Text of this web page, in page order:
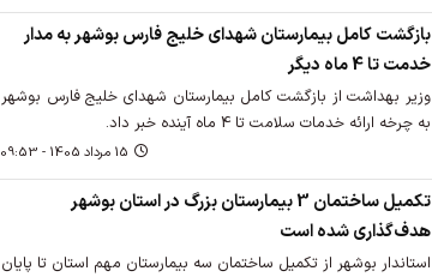
بازگشت کامل بیمارستان شهدای خلیج فارس بوشهر به مدار
خدمت تا 4 ماه دیگر
وزیر بهداشت از بازگشت کامل بیمارستان شهدای خلیج فارس بوشهر
به چرخه ارائه خدمات سلامت تا 4 ماه آینده خبر داد.
15 مرداد 1405 - 09:53
تکمیل ساختمان 3 بیمارستان بزرگ در استان بوشهر
هدف‌گذاری شده است
استاندار بوشهر از تکمیل ساختمان سه بیمارستان مهم استان تا پایان